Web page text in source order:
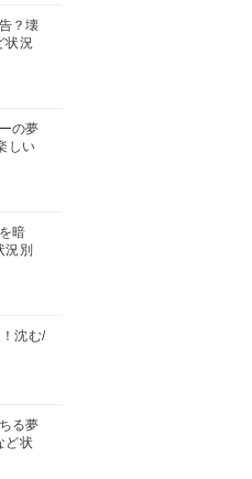
？壊
状況
の夢
しい
暗
況別
沈む/
る夢
ど状